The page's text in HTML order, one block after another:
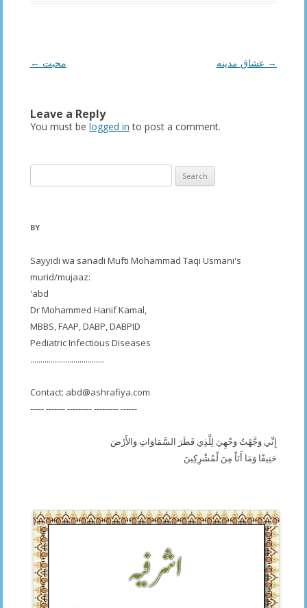
Post
← محبت →
Leave a Reply
You must be logged in to post a comment.
for:
BY
Sayyidi wa sanadi Mufti Mohammad Taqi Usmani's
murid/mujaaz:
'abd
Dr Mohammed Hanif Kamal,
MBBS, FAAP, DABP, DABPID
Pediatric Infectious Diseases
....................................
Contact: abd@ashrafiya.com
----- ------- --------- --------- ------
إِنِّي وَجَّهْتُ وَجْهِيَ لِلَّذِي فَطَرَ السَّمَاوَاتِ وَالأَرْضَ
حَنِيفًا وَمَا أَنَاْ مِنَ لْمُشْرِكِينَ